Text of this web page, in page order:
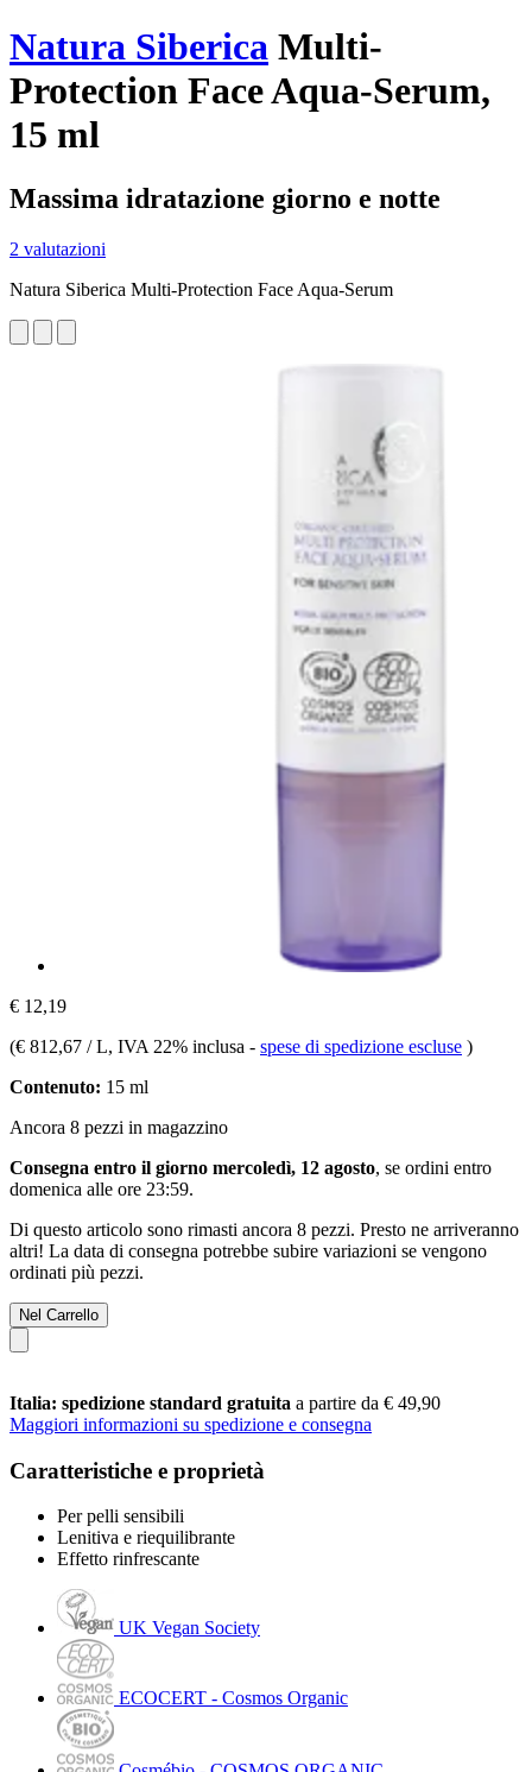
Natura Siberica Multi-
Protection Face Aqua-Serum,
15 ml
Massima idratazione giorno e notte
2 valutazioni
Natura Siberica Multi-Protection Face Aqua-Serum
€ 12,19
(€ 812,67 / L, IVA 22% inclusa - spese di spedizione escluse )
Contenuto: 15 ml
Ancora 8 pezzi in magazzino
Consegna entro il giorno mercoledì, 12 agosto, se ordini entro
domenica alle ore 23:59.
Di questo articolo sono rimasti ancora 8 pezzi. Presto ne arriveranno
altri! La data di consegna potrebbe subire variazioni se vengono
ordinati più pezzi.
Nel Carrello
Italia: spedizione standard gratuita a partire da € 49,90
Maggiori informazioni su spedizione e consegna
Caratteristiche e proprietà
Per pelli sensibili
Lenitiva e riequilibrante
Effetto rinfrescante
UK Vegan Society
ECOCERT - Cosmos Organic